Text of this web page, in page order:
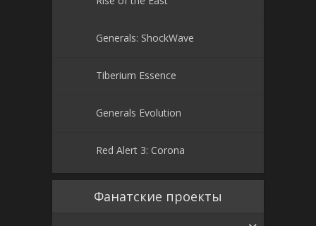
Generals: ShockWave
Tiberium Essence
Generals Evolution
Red Alert 3: Corona
Фанатские проекты